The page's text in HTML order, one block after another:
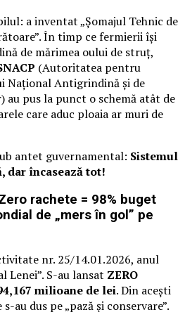
a inventat „Șomajul Tehnic de
În timp ce fermierii își
de mărimea oului de struț,
(Autoritatea pentru
Național Antigrindină și de
au pus la punct o schemă atât de
care aduc ploaia ar muri de
antet guvernamental: Sistemul
dar încasează tot!
rachete = 98% buget
de „mers în gol” pe
nr. 25/14.01.2026, anul
Lenei”. S-au lansat ZERO
milioane de lei. Din acești
au dus pe „pază și conservare”.